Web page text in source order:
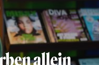
allein